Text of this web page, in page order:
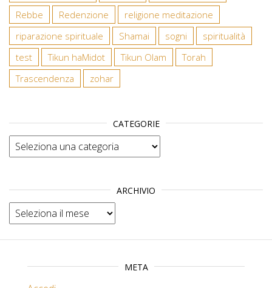
Rebbe
Redenzione
religione meditazione
riparazione spirituale
Shamai sogni
spiritualità
test
Tikun haMidot Tikun Olam
Torah
Trascendenza
zohar
CATEGORIE
Categorie
ARCHIVIO
Archivio
META